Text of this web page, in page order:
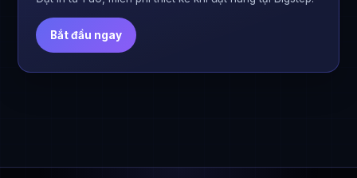
Bắt đầu ngay